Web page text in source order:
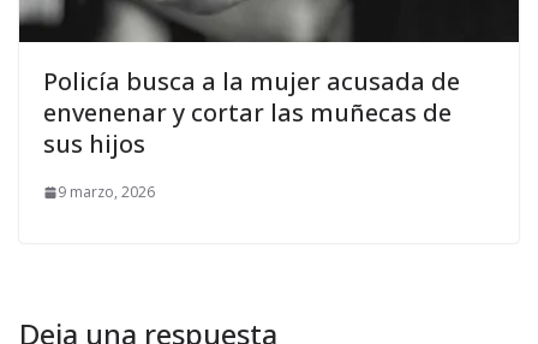
Policía busca a la mujer acusada de
envenenar y cortar las muñecas de
sus hijos
9 marzo, 2026
Deja una respuesta